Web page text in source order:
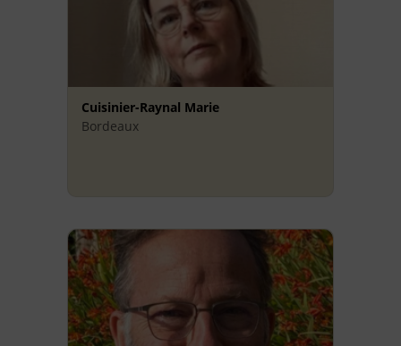
Cuisinier-Raynal Marie
Bordeaux